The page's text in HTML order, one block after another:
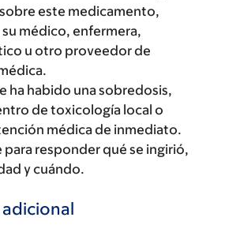
este medicamento,
médico, enfermera,
u otro proveedor de
ha habido una sobredosis,
de toxicología local o
médica de inmediato.
para responder qué se ingirió,
y cuándo.